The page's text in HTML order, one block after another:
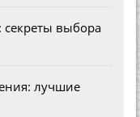
выбора
лучшие